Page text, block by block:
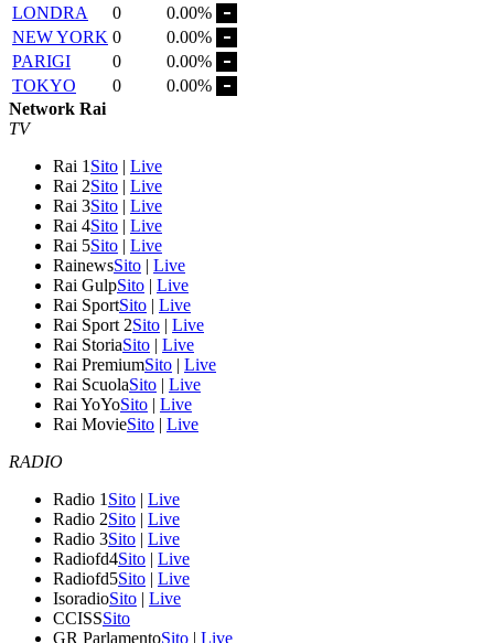
LONDRA
0
0.00%
NEW YORK 0
0.00%
PARIGI
0
0.00%
TOKYO
0
0.00%
Network Rai
TV
Rai 1 Sito | Live
Rai 2Sito | Live
Rai 3Sito | Live
Rai 4Sito | Live
Rai 5Sito | Live
RainewsSito | Live
Rai GulpSito | Live
Rai SportSito | Live
Rai Sport 2Sito | Live
Rai StoriaSito | Live
Rai PremiumSito | Live
Rai ScuolaSito | Live
Rai YoYoSito | Live
Rai MovieSito | Live
RADIO
Radio 1 Sito | Live
Radio 2Sito | Live
Radio 3Sito | Live
Radiofd4Sito | Live
Radiofd5Sito | Live
IsoradioSito | Live
CCISSSito
GR ParlamentoSito | Live